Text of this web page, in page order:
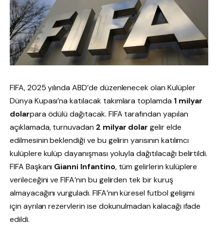
FIFA, 2025 yılında ABD’de düzenlenecek olan Kulüpler
Dünya Kupası’na katılacak takımlara toplamda 1 milyar
dolarpara ödülü dağıtacak. FIFA tarafından yapılan
açıklamada, turnuvadan 2 milyar dolar gelir elde
edilmesinin beklendiği ve bu gelirin yarısının katılımcı
kulüplere kulüp dayanışması yoluyla dağıtılacağı belirtildi.
FIFA Başkanı Gianni Infantino, tüm gelirlerin kulüplere
verileceğini ve FIFA’nın bu gelirden tek bir kuruş
almayacağını vurguladı. FIFA’nın küresel futbol gelişimi
için ayrılan rezervlerin ise dokunulmadan kalacağı ifade
edildi.